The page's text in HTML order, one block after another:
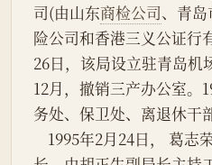
司(由山东商检公司、青
险公司和香港三义公证行
26日，该局设立驻青岛机
12月，撤销三产办公室。
务处、保卫处、离退休干